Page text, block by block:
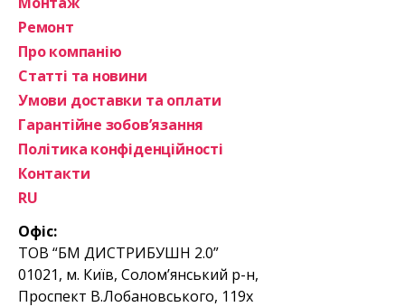
Офіс:
ТОВ “БМ ДИСТРИБУШН 2.0”
01021, м. Київ, Солом’янський р-н,
Проспект В.Лобановського, 119х
Ремонт
Про компанію
Статті та новини
Умови доставки та оплати
Гарантійне зобов’язання
Політика конфіденційності
Контакти
RU